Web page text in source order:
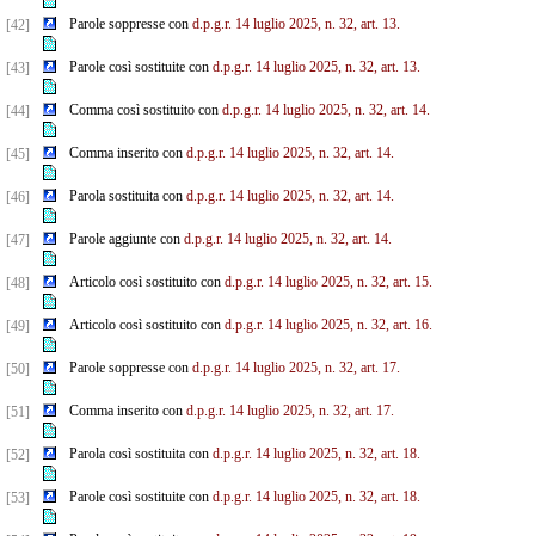
[42] Parole soppresse con d.p.g.r. 14 luglio 2025, n. 32, art. 13.
[43] Parole così sostituite con d.p.g.r. 14 luglio 2025, n. 32, art. 13.
[44] Comma così sostituito con d.p.g.r. 14 luglio 2025, n. 32, art. 14.
[45] Comma inserito con d.p.g.r. 14 luglio 2025, n. 32, art. 14.
[46] Parola sostituita con d.p.g.r. 14 luglio 2025, n. 32, art. 14.
[47] Parole aggiunte con d.p.g.r. 14 luglio 2025, n. 32, art. 14.
[48] Articolo così sostituito con d.p.g.r. 14 luglio 2025, n. 32, art. 15.
[49] Articolo così sostituito con d.p.g.r. 14 luglio 2025, n. 32, art. 16.
[50] Parole soppresse con d.p.g.r. 14 luglio 2025, n. 32, art. 17.
[51] Comma inserito con d.p.g.r. 14 luglio 2025, n. 32, art. 17.
[52] Parola così sostituita con d.p.g.r. 14 luglio 2025, n. 32, art. 18.
[53] Parole così sostituite con d.p.g.r. 14 luglio 2025, n. 32, art. 18.